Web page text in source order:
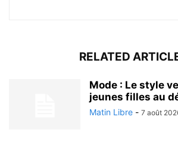
RELATED
Mode : Le style
jeunes filles au
Matin Libre - 7 août